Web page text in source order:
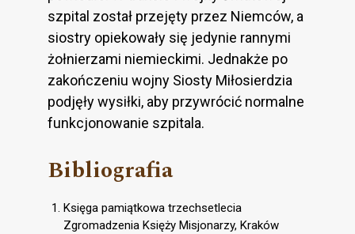
szpital został przejęty przez Niemców, a
siostry opiekowały się jedynie rannymi
żołnierzami niemieckimi. Jednakże po
zakończeniu wojny Siosty Miłosierdzia
podjęły wysiłki, aby przywrócić normalne
funkcjonowanie szpitala.
Bibliografia
Księga pamiątkowa trzechsetlecia
Zgromadzenia Księży Misjonarzy, Kraków